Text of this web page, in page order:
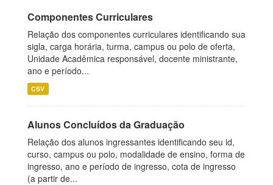
Componentes Curriculares
Relação dos componentes curriculares identificando sua
sigla, carga horária, turma, campus ou polo de oferta,
Unidade Acadêmica responsável, docente ministrante,
ano e período...
CSV
Alunos Concluídos da Graduação
Relação dos alunos ingressantes identificando seu id,
curso, campus ou polo, modalidade de ensino, forma de
ingresso, ano e período de ingresso, cota de ingresso
(a partir de...